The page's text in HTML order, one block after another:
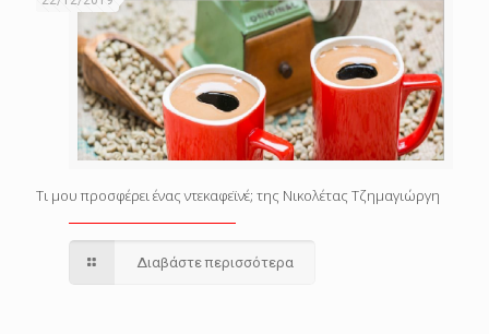
Τι μου προσφέρει ένας ντεκαφεϊνέ; της Νικολέτας Τζημαγιώργη
Διαβάστε περισσότερα